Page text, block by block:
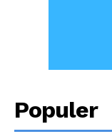
Populer